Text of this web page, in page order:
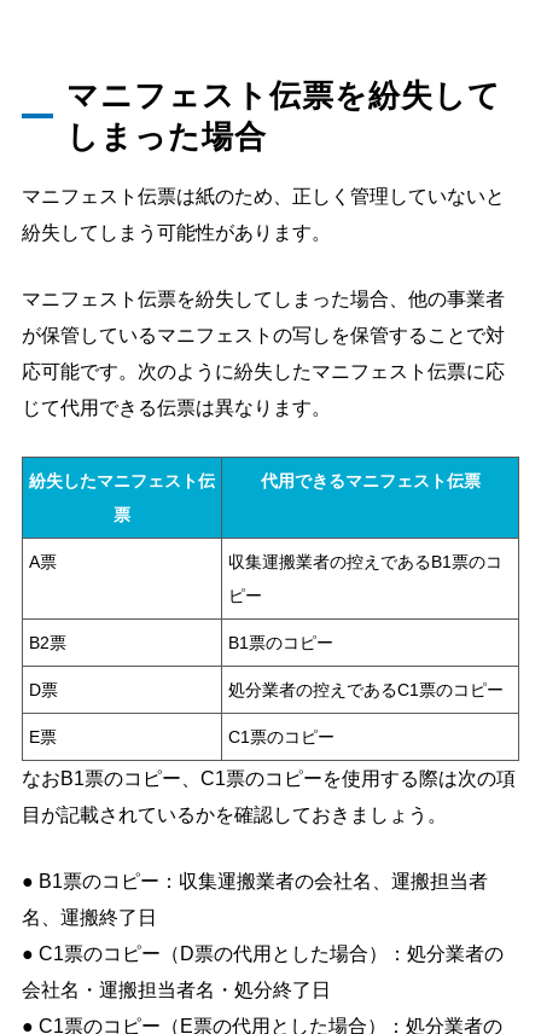
マニフェスト伝票を紛失して
しまった場合
マニフェスト伝票は紙のため、正しく管理していないと
紛失してしまう可能性があります。
マニフェスト伝票を紛失してしまった場合、他の事業者
が保管しているマニフェストの写しを保管することで対
応可能です。次のように紛失したマニフェスト伝票に応
じて代用できる伝票は異なります。
紛失したマニフェスト伝
票
代用できるマニフェスト伝票
A票
収集運搬業者の控えであるB1票のコ
ピー
B2票 B1票のコピー
D票 処分業者の控えであるC1票のコピー
E票 C1票のコピー
なおB1票のコピー、C1票のコピーを使用する際は次の項
目が記載されているかを確認しておきましょう。
● B1票のコピー：収集運搬業者の会社名、運搬担当者
名、運搬終了日
● C1票のコピー（D票の代用とした場合）：処分業者の
会社名・運搬担当者名・処分終了日
● C1票のコピー（E票の代用とした場合）：処分業者の